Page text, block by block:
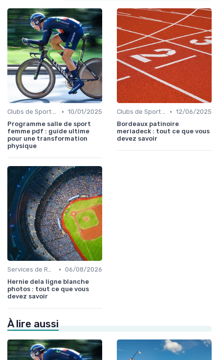
Clubs de Sport et Salles de Gym • 10/01/2025
Programme salle de sport
femme pdf : guide ultime
pour une transformation
physique
Clubs de Sport et Salles de Gym • 12/06/2025
Bordeaux patinoire
meriadeck : tout ce que vous
devez savoir
Services de Récupération et Physiothérapie • 06/08/2026
Hernie dela ligne blanche
photos : tout ce que vous
devez savoir
À lire aussi